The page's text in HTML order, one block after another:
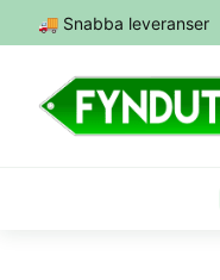
🚚 Snabba leveranser